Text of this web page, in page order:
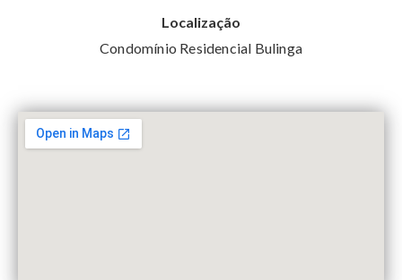
Localização
Condomínio Residencial Bulinga